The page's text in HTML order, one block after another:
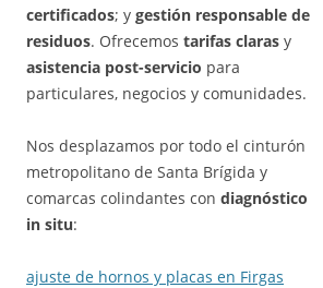
certificados; y gestión responsable de
residuos. Ofrecemos tarifas claras y
asistencia post-servicio para
particulares, negocios y comunidades.
Nos desplazamos por todo el cinturón
metropolitano de Santa Brígida y
comarcas colindantes con diagnóstico
in situ:
ajuste de hornos y placas en Firgas